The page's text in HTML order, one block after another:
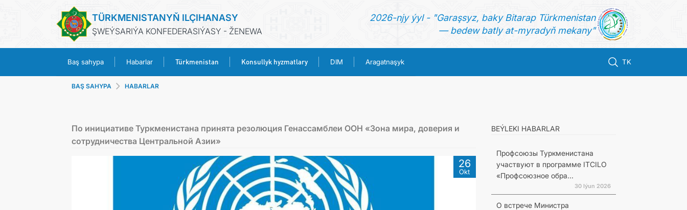
TÜRKMENISTANYŇ ILÇIHANASY
ŞWEÝSARIÝA KONFEDERASIÝASY - ŽENEWA
2026-njy ýyl - "Garaşsyz, baky Bitarap Türkmenistan
— bedew batly at-myradyň mekany"
Baş sahypa Habarlar Türkmenistan Konsullyk hyzmatlary DIM Aragatnaşyk TK
KONSULLYK HYZMATLARY
DIM
BAŞ SAHYPA HABARLAR
По инициативе Туркменистана принята резолюция Генассамблеи ООН «Зона мира, доверия и
сотрудничества Центральной Азии»
26
Okt
BEÝLEKI HABARLAR
Профсоюзы Туркменистана
участвуют в программе ITCILO
«Профсоюзное обра...
30 Iýun 2026
О встрече Министра